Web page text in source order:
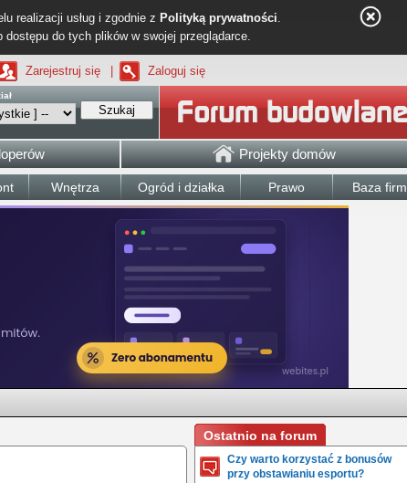
realizacji usług i zgodnie z Polityką prywatności.
do tych plików w swojej przeglądarce.
Zarejestruj się Zaloguj się
Szukaj
Projekty domów
Wnętrza Ogród i działka Prawo Baza firm
Ostatnio na forum
Czy warto korzystać z bonusów
przy obstawianiu esportu?